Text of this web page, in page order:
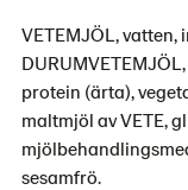
VETEMJÖL, vatten,
protein (ärta),
maltmjöl av VETE,
sesamfrö.